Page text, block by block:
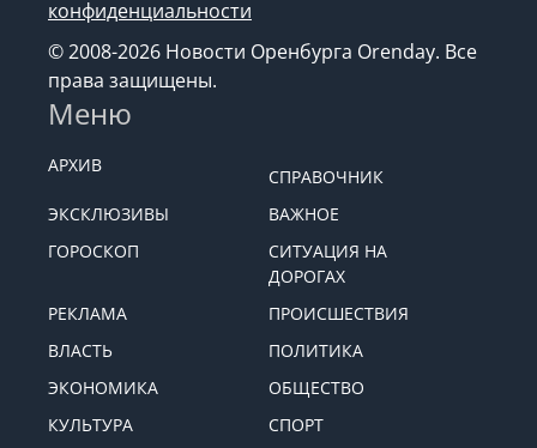
конфиденциальности
© 2008-2026 Новости Оренбурга Orenday. Все
права защищены.
Меню
АРХИВ
СПРАВОЧНИК
ЭКСКЛЮЗИВЫ
ВАЖНОЕ
ГОРОСКОП
СИТУАЦИЯ НА
ДОРОГАХ
РЕКЛАМА
ПРОИСШЕСТВИЯ
ВЛАСТЬ
ПОЛИТИКА
ЭКОНОМИКА
ОБЩЕСТВО
КУЛЬТУРА
СПОРТ